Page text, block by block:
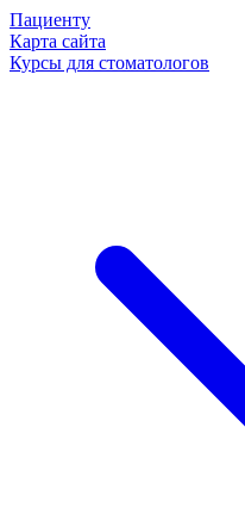
Пациенту
Карта сайта
Курсы для стоматологов